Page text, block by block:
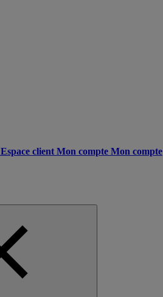
Espace client Mon compte Mon compte